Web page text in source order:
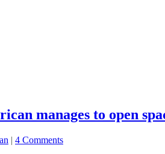
manages to open
| 4 Comments